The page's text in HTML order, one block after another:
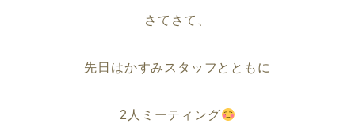
さてさて、
先日はかすみスタッフとともに
2人ミーティング